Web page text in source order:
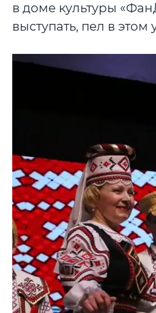
в доме культуры
выступать, пел в